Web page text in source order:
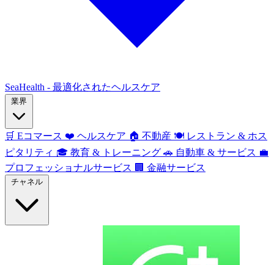
SeaHealth - 最適化されたヘルスケア
🛒 Eコマース ❤️ ヘルスケア 🏠 不動産 🍽️ レストラン & ホス
ピタリティ 🎓 教育 & トレーニング 🚗 自動車 & サービス 💼
プロフェッショナルサービス 🏢 金融サービス